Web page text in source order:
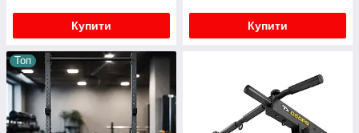
Купити Купити
Топ